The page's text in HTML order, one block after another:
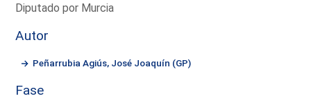
Diputado por Murcia
Autor
Peñarrubia Agiús, José Joaquín (GP)
Fase